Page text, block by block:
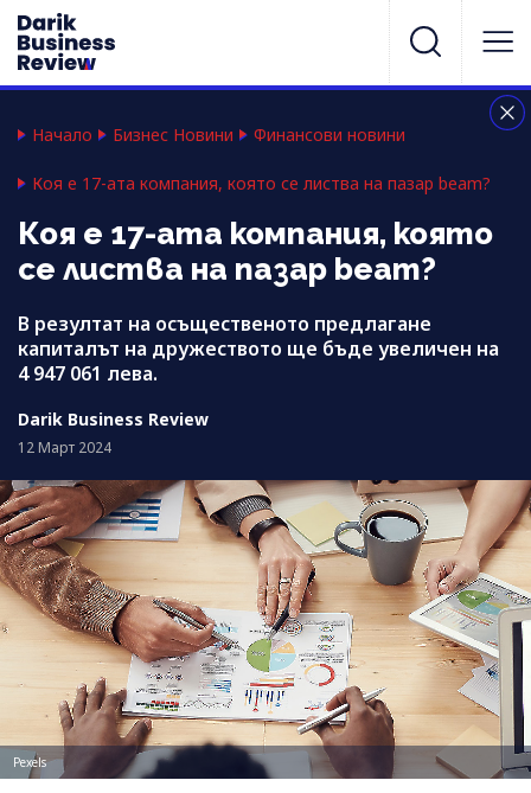
Начало Бизнес Новини Финансови новини
Коя е 17-ата компания, която се листва на пазар beam?
Коя е 17-ата компания, която
се листва на пазар beam?
В резултат на осъщественото предлагане
капиталът на дружеството ще бъде увеличен на
4 947 061 лева.
Darik Business Review
12 Март 2024
Pexels